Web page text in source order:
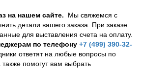
на нашем сайте. Мы свяжемся с
детали вашего заказа. При заказе
для выставления счета на оплату.
по телефону +7 (499) 390-32-
ответят на любые вопросы по
также помогут вам выбрать